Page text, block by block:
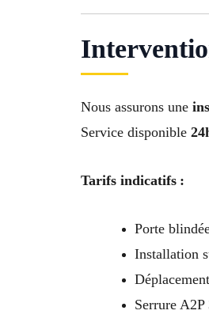
Nous assurons une
Service disponible
Tarifs indicatifs :
Porte
Installation
Serrure